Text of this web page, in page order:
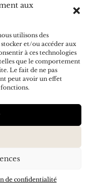
aux
utilisons des
et/ou accéder aux
à ces technologies
que le comportement
Le fait de ne pas
peut avoir un effet
de confidentialité
avoir pris
ET CHIFFONS